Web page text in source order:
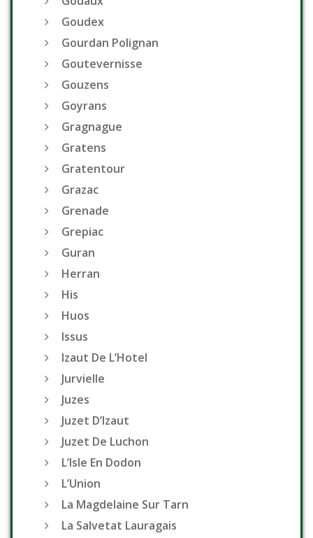
Goudex
Gourdan Polignan
Goutevernisse
Gouzens
Goyrans
Gragnague
Gratens
Gratentour
Grazac
Grenade
Grepiac
Guran
Herran
His
Huos
Issus
Izaut De L’Hotel
Jurvielle
Juzes
Juzet D’Izaut
Juzet De Luchon
L’Isle En Dodon
L’Union
La Magdelaine Sur Tarn
La Salvetat Lauragais